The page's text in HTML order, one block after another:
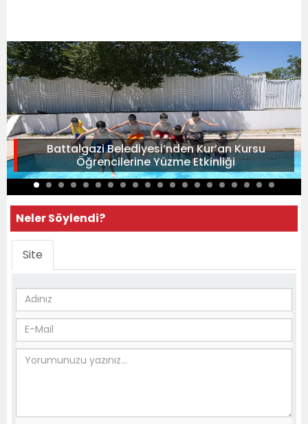
Battalgazi Belediyesi’nden Kur’an Kursu
Öğrencilerine Yüzme Etkinliği
Neler Söylendi?
Site